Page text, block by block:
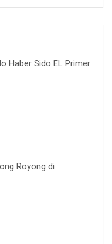
Haber Sido EL Primer
Royong di